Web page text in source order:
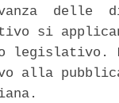
delle
si
alla